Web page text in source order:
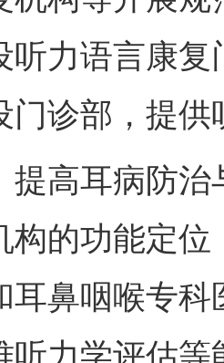
听力语言康
门诊部，提
耳病防治
构的功能定
耳鼻咽喉专
听力学评估